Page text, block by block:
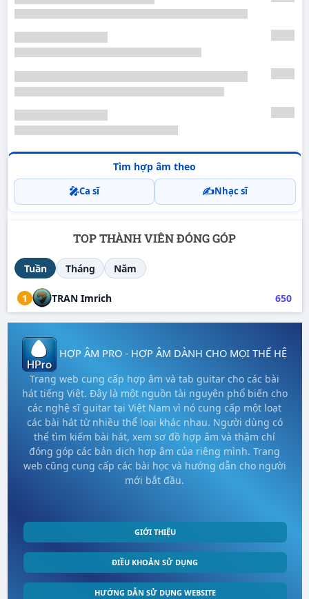
Tìm hợp âm theo
🎤Ca sĩ ✍️Nhạc sĩ
TOP THÀNH VIÊN ĐÓNG GÓP
Tuần Tháng Năm
1 TRAN Imrich 650
HỢP ÂM PRO - HỢP ÂM DÀNH CHO MỌI THẾ HỆ
Trang web cung cấp hợp âm và tab guitar cho các bài
hát tiếng Việt. Đây là một nguồn tài nguyên phổ biến cho
các nghệ sĩ guitar tại Việt Nam vì nó cung cấp một loạt
các bài hát từ nhiều thể loại khác nhau. Người dùng có
thể tìm kiếm bài hát, xem sơ đồ hợp âm và thậm chí
đóng góp các bản dịch hợp âm của riêng mình. Trang
web cũng cung cấp các bài học và hướng dẫn cho người
mới bắt đầu.
GIỚI THIỆU
ĐIỀU KHOẢN SỬ DỤNG
HƯỚNG DẪN SỬ DỤNG WEBSITE